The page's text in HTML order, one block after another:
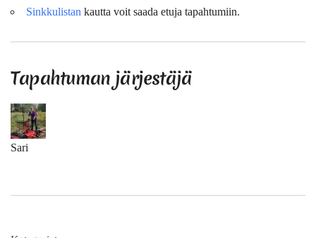
Sinkkulistan kautta voit saada etuja tapahtumiin.
Tapahtuman järjestäjä
Sari